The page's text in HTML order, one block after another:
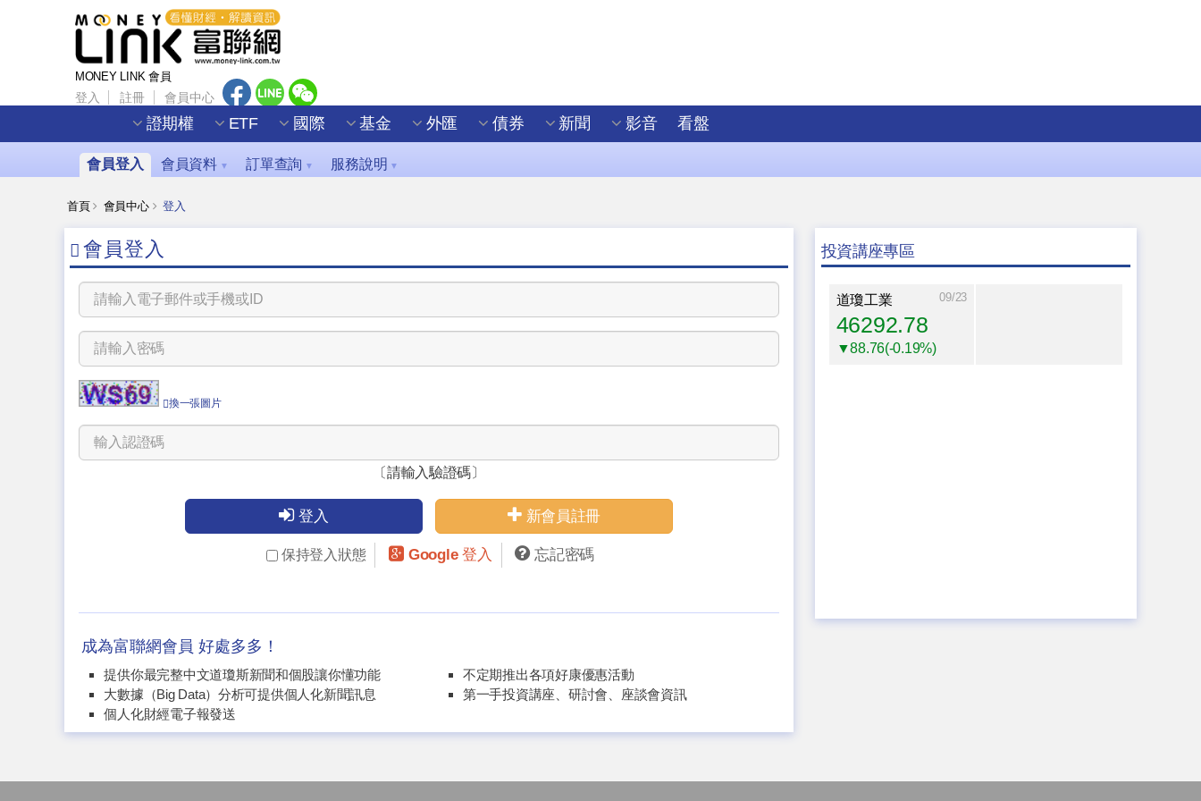
MONEY LINK 會員
登入 註冊 會員中心
證期權 ETF 國際 基金 外匯 債券 新聞 影音 看盤
會員登入 會員資料 ▼ 訂單查詢 ▼ 服務說明 ▼
首頁 會員中心 登入
會員登入
換一張圖片
〔請輸入驗證碼〕
登入 新會員註冊
保持登入狀態 Google 登入 忘記密碼
成為富聯網會員 好處多多！
提供你最完整中文道瓊斯新聞和個股讓你懂功能
大數據（Big Data）分析可提供個人化新聞訊息
個人化財經電子報發送
不定期推出各項好康優惠活動
第一手投資講座、研討會、座談會資訊
投資講座專區
道瓊工業 09/23
46292.78
▼88.76(-0.19%)